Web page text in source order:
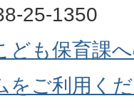
25-1350
ども保育課
をご利用く